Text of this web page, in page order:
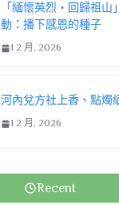
「緬懷英烈・回歸祖山
動：播下感恩的種子
1 2 月, 2026
河內兌方社上香、點燭
1 2 月, 2026
Recent